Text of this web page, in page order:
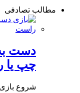
مطالب تصادفی
دست
چپ یا
شروع